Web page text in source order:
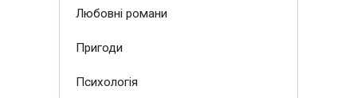
Любовні романи
Пригоди
Психологія